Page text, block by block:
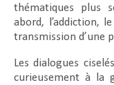
thématiques plus
abord, l’addiction,
transmission d’une
Les dialogues
curieusement à la